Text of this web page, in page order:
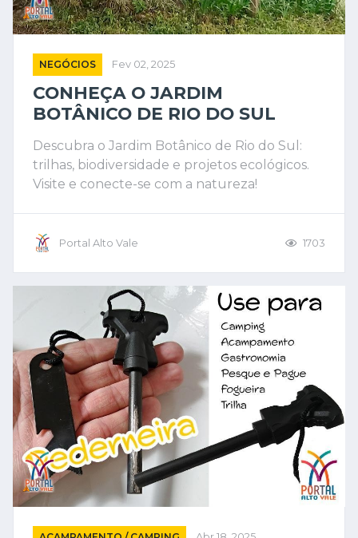
NEGÓCIOS Fev 02, 2025
CONHEÇA O JARDIM
BOTÂNICO DE RIO DO SUL
Descubra o Jardim Botânico de Rio do Sul:
trilhas, biodiversidade e projetos ecológicos.
Visite e conecte-se com a natureza!
Portal Alto Vale 1703